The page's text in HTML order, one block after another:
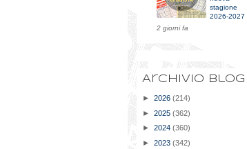
stagione
2026-2027
2 giorni fa
Archivio blog
► 2026 (214)
► 2025 (362)
► 2024 (360)
► 2023 (342)